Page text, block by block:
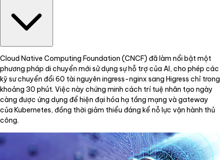
Cloud Native Computing Foundation (CNCF) đã làm nổi bật một
phương pháp di chuyển mới sử dụng sự hỗ trợ của AI, cho phép các
kỹ sư chuyển đổi 60 tài nguyên ingress-nginx sang Higress chỉ trong
khoảng 30 phút. Việc này chứng minh cách trí tuệ nhân tạo ngày
càng được ứng dụng để hiện đại hóa hạ tầng mạng và gateway
của Kubernetes, đồng thời giảm thiểu đáng kể nỗ lực vận hành thủ
công.